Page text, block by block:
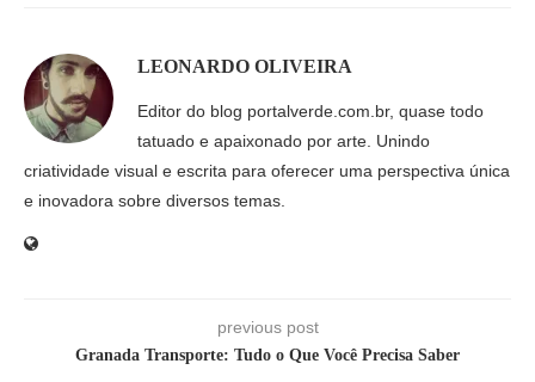
LEONARDO OLIVEIRA
Editor do blog portalverde.com.br, quase todo
tatuado e apaixonado por arte. Unindo
criatividade visual e escrita para oferecer uma perspectiva única
e inovadora sobre diversos temas.
previous post
Granada Transporte: Tudo o Que Você Precisa Saber